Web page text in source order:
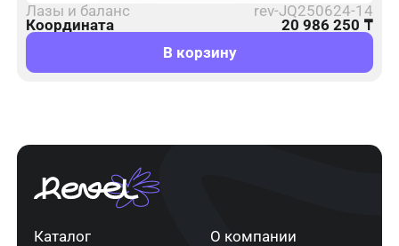
Лазы и баланс
rev-JQ250624-14
Координата
20 986 250 ₸
В корзину
Каталог О компании